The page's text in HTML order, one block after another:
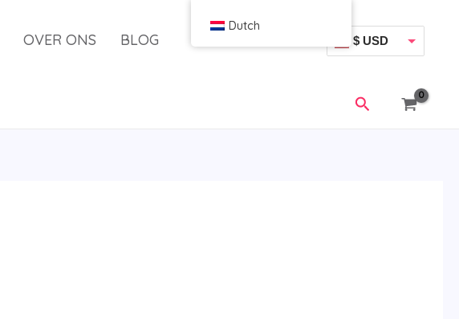
OVER ONS BLOG $ USD
Zoeken
Dutch